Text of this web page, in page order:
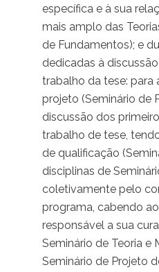
específica e à sua
mais amplo das
de Fundamentos); e
dedicadas à
trabalho da tese: para
projeto (Seminário de
discussão dos
trabalho de tese,
de qualificação
disciplinas de
coletivamente pelo
programa, cabendo
responsável a sua
Seminário de Teoria e
Seminário de Projeto